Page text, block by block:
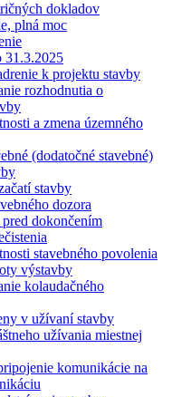
dokladov
plná moc
31.3.2025
k projektu stavby
rozhodnutia o
a zmena územného
(dodatočné stavebné)
stavby
dozora
dokončením
stavebného povolenia
výstavby
kolaudačného
v užívaní stavby
užívania miestnej
komunikácie na